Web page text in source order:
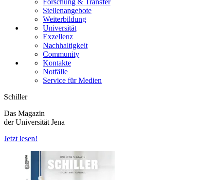
Stellenangebote
Weiterbildung
Universität
Exzellenz
Nachhaltigkeit
Community
Kontakte
Notfälle
Service für Medien
Schiller
Das Magazin
der Universität Jena
Jetzt lesen!